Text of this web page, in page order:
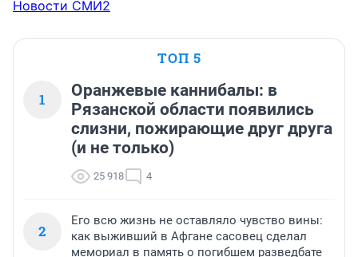
комплексная работа, проводимая Губернатором, дает
Рязань - это город, из которого не хочется уезжать.
Рязань - город со славной историей и с гигантскими
Верю, что при Павле Викторовиче Малкове Рязань
станет еще краше и еще лучше! Ведь наш губернатор
сколько хорошего еще сделает!
Новости СМИ2
ТОП 5
1
Оранжевые каннибалы: в
Рязанской области появились
слизни, пожирающие друг друга
(и не только)
25 918 4
2
Его всю жизнь не оставляло чувство вины:
как выживший в Афгане сасовец сделал
мемориал в память о погибшем разведбате